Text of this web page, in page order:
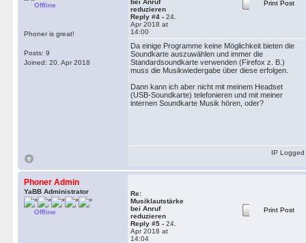
Offline
Phoner is great!
Posts: 9
Joined: 20. Apr 2018
bei Anruf
reduzieren
Reply #4 - 24.
Apr 2018 at
14:00
Print Post
Da einige Programme keine Möglichkeit bieten die
Soundkarte auszuwählen und immer die
Standardsoundkarte verwenden (Firefox z. B.)
muss die Musikwiedergabe über diese erfolgen.
Dann kann ich aber nicht mit meinem Headset
(USB-Soundkarte) telefonieren und mit meiner
internen Soundkarte Musik hören, oder?
IP Logged
Phoner Admin
YaBB Administrator
Offline
Re:
Musiklautstärke
bei Anruf
reduzieren
Reply #5 - 24.
Apr 2018 at
14:04
Print Post